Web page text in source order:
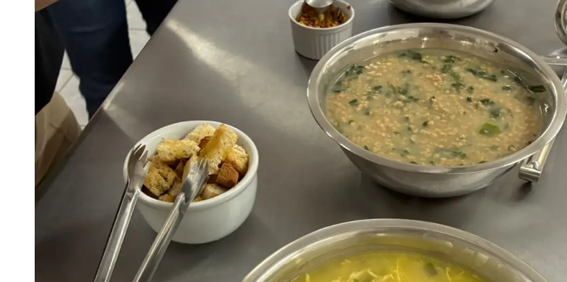
Finanças
Governo
Habitação
Inclusão e Desenvolvimento Social
Meio Ambiente, Desenvolvimento Sustentável e Assuntos Climáticos
Saúde
Segurança Pública